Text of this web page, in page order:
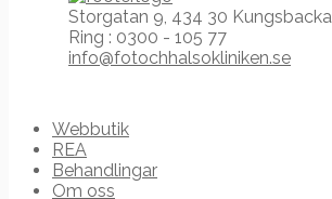
Storgatan 9, 434 30 Kungsbacka
Ring : 0300 - 105 77
info@fotochhalsokliniken.se
Webbutik
REA
Behandlingar
Om oss